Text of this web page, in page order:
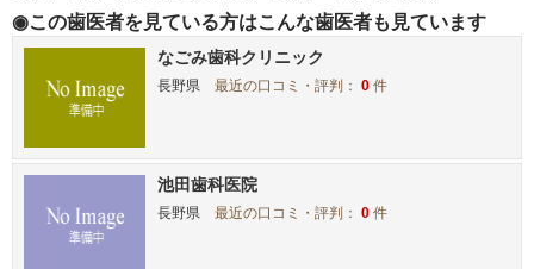
◉この歯医者を見ている方はこんな歯医者も見ています
なごみ歯科クリニック
長野県 最近の口コミ・評判：0 件
池田歯科医院
長野県 最近の口コミ・評判：0 件